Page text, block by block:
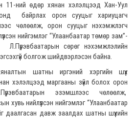
11-ний өдөр хянан хэлэлцээд Хан-Уул
байрлах орон сууцыг хариуцагч
чөлөөлж, орон сууцыг нэхэмжлэгч
нийгэмлэг “Улаанбаатар төмөр зам”-
Л.Пүрэвбаатарын сөрөг нэхэмжлэлийн
болгож шийдвэрлэсэн байна.
шатны иргэний хэргийн шүүх
хэлэлцээд маргааны зүйл болох орон
эзэмшлээс чөлөөлж,
хувь нийлүүлсэн нийгэмлэг “Улаанбаатар
даалгасан давж заалдах шатны шүүхийн